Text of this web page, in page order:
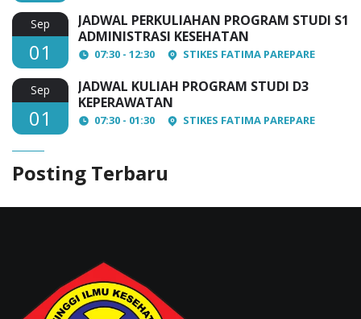
Sep
01
JADWAL PERKULIAHAN PROGRAM STUDI S1
ADMINISTRASI KESEHATAN
07:30 - 12:30 STIKES FATIMA PAREPARE
Sep
01
JADWAL KULIAH PROGRAM STUDI D3
KEPERAWATAN
07:30 - 01:30 STIKES FATIMA PAREPARE
Posting Terbaru